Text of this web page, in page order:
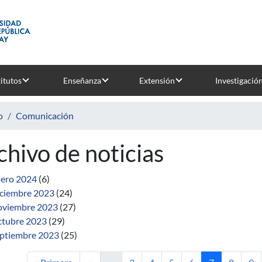
Enseñanza Extensión Investigación
Comunicación
de noticias
2024 (6)
2023 (24)
2023 (27)
2023 (29)
2023 (25)